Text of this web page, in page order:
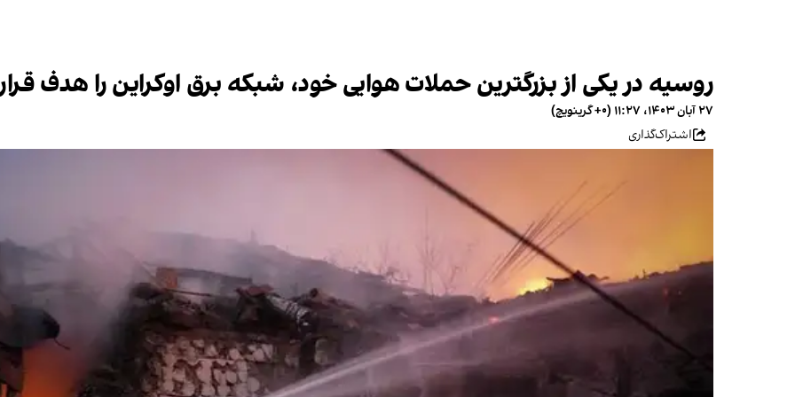
روسیه در یکی از بزرگترین حملات هوایی خود، شبکه برق اوکراین را هدف
۲۷ آبان ۱۴۰۳، ۱۱:۲۷ (‎+۰ گرینویچ)
اشتراک‌گذاری